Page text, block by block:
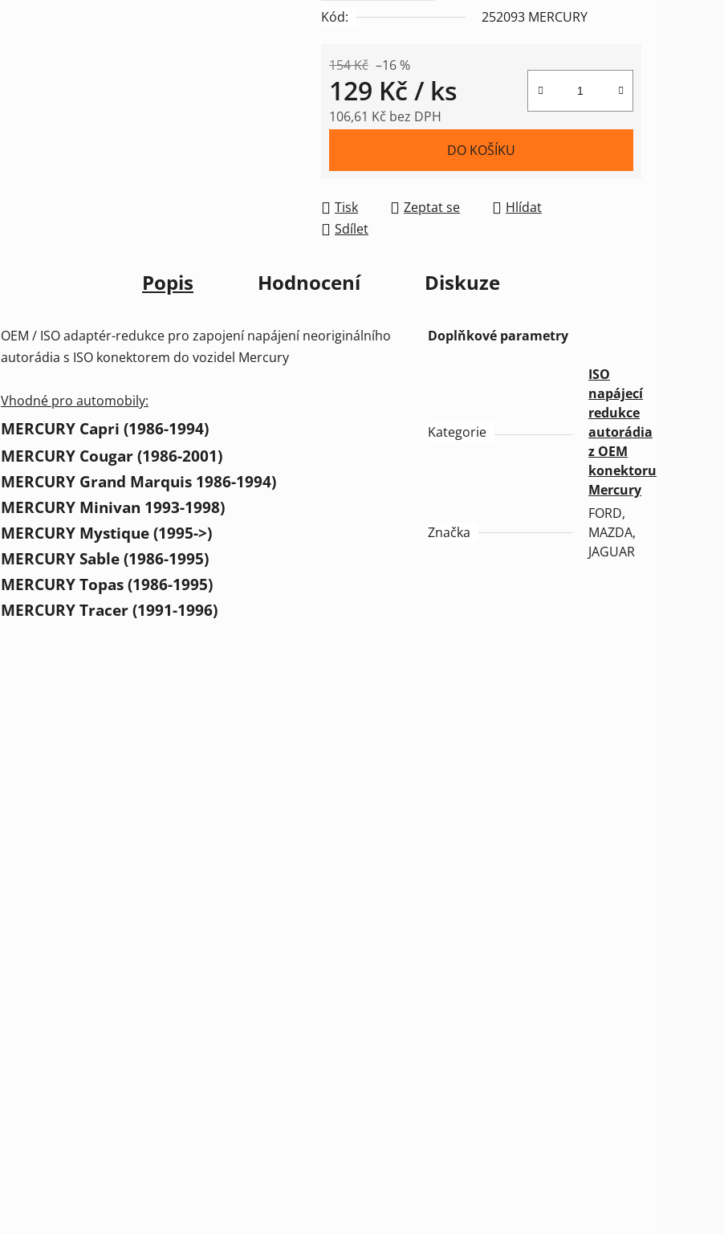
Kód:
252093 MERCURY
154 Kč –16 %
129 Kč / ks
106,61 Kč bez DPH
DO KOŠÍKU
Tisk Zeptat se
Hlídat
Sdílet
Popis Hodnocení Diskuze
OEM / ISO adaptér-redukce pro zapojení napájení neoriginálního
autorádia s ISO konektorem do vozidel Mercury
Vhodné pro automobily:
MERCURY Capri (1986-1994)
MERCURY Cougar (1986-2001)
MERCURY Grand Marquis 1986-1994)
MERCURY Minivan 1993-1998)
MERCURY Mystique (1995->)
MERCURY Sable (1986-1995)
MERCURY Topas (1986-1995)
MERCURY Tracer (1991-1996)
Doplňkové parametry
Kategorie
ISO
napájecí
redukce
autorádia
z OEM
konektoru
Mercury
Značka
FORD,
MAZDA,
JAGUAR